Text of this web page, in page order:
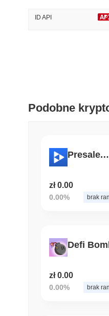
-0.19%
ID API
Podobne
zł 0.00
0.00% brak
Defi
zł 0.00
0.00% brak